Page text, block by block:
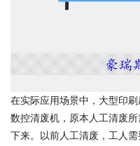
在实际应用场景中，大型印
数控清废机，原本人工清废
下来。以前人工清废，工人